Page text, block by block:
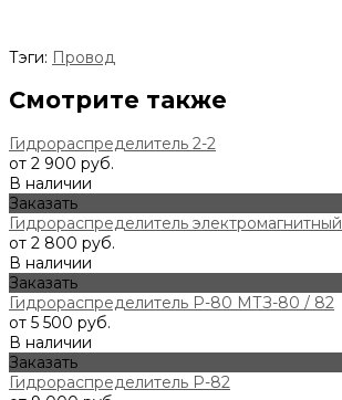
Тэги: Провод
Смотрите также
Гидрораспределитель 2-2
от 2 900 руб.
В наличии
Заказать
Гидрораспределитель электромагнитный
от 2 800 руб.
В наличии
Заказать
Гидрораспределитель Р-80 МТЗ-80 / 82
от 5 500 руб.
В наличии
Заказать
Гидрораспределитель Р-82